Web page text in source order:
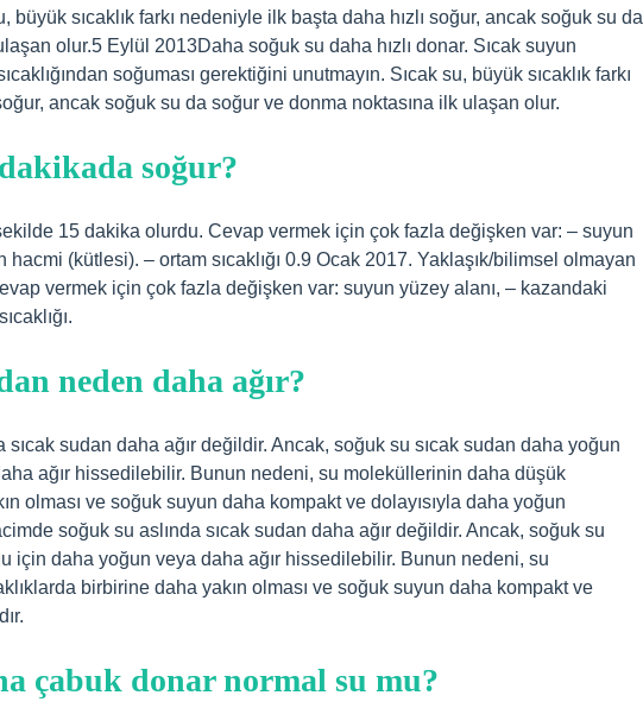
büyük sıcaklık farkı nedeniyle ilk başta daha hızlı soğur, ancak soğuk su da
olur.5 Eylül 2013Daha soğuk su daha hızlı donar. Sıcak suyun
soğuması gerektiğini unutmayın. Sıcak su, büyük sıcaklık farkı
ancak soğuk su da soğur ve donma noktasına ilk ulaşan olur.
soğur?
15 dakika olurdu. Cevap vermek için çok fazla değişken var: – suyun
(kütlesi). – ortam sıcaklığı 0.9 Ocak 2017. Yaklaşık/bilimsel olmayan
vermek için çok fazla değişken var: suyun yüzey alanı, – kazandaki
neden daha ağır?
sıcak sudan daha ağır değildir. Ancak, soğuk su sıcak sudan daha yoğun
ağır hissedilebilir. Bunun nedeni, su moleküllerinin daha düşük
olması ve soğuk suyun daha kompakt ve dolayısıyla daha yoğun
soğuk su aslında sıcak sudan daha ağır değildir. Ancak, soğuk su
için daha yoğun veya daha ağır hissedilebilir. Bunun nedeni, su
birbirine daha yakın olması ve soğuk suyun daha kompakt ve
çabuk donar normal su mu?